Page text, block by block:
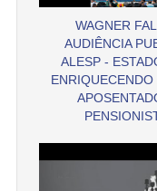
WAGNER
AUDIÊNCIA
ALESP -